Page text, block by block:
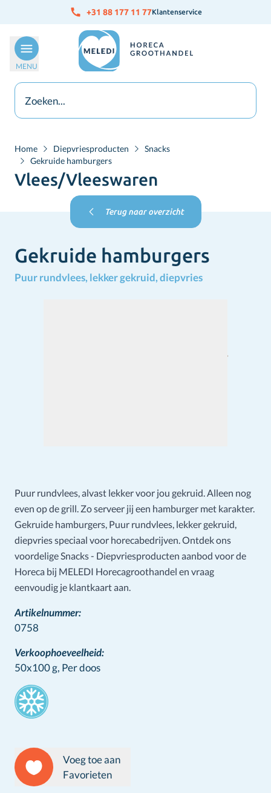
Ga naar de inhoud +31 88 177 11 77Klantenservice
MENU
Home Diepvriesproducten
Snacks
Gekruide hamburgers
Vlees/Vleeswaren
Terug naar overzicht
Gekruide hamburgers
Puur rundvlees, lekker gekruid, diepvries
Puur rundvlees, alvast lekker voor jou gekruid. Alleen nog
even op de grill. Zo serveer jij een hamburger met karakter.
Gekruide hamburgers, Puur rundvlees, lekker gekruid,
diepvries speciaal voor horecabedrijven. Ontdek ons
voordelige Snacks - Diepvriesproducten aanbod voor de
Horeca bij MELEDI Horecagroothandel en vraag
eenvoudig je klantkaart aan.
Artikelnummer:
0758
Verkoophoeveelheid:
50x100 g, Per doos
Stamps
Voeg toe aan
Favorieten